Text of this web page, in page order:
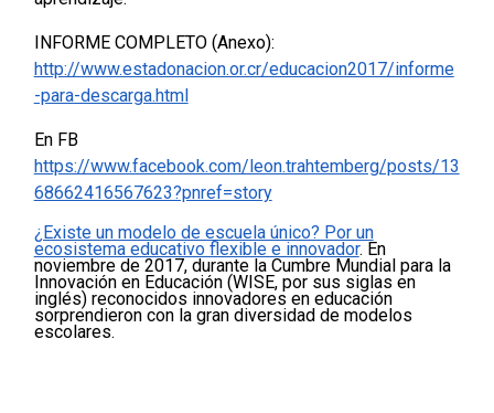
INFORME COMPLETO (Anexo):
http://www.estadonacion.or.cr/educacion2017/informe
-para-descarga.html
En FB
https://www.facebook.com/leon.trahtemberg/posts/13
68662416567623?pnref=story
¿Existe un modelo de escuela único? Por un
ecosistema educativo flexible e innovador. En
noviembre de 2017, durante la Cumbre Mundial para la
Innovación en Educación (WISE, por sus siglas en
inglés) reconocidos innovadores en educación
sorprendieron con la gran diversidad de modelos
escolares.